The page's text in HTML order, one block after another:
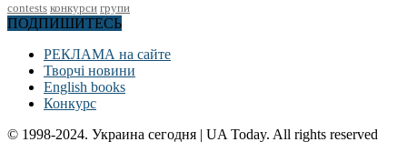
contests конкурси групи
ПОДПИШИТЕСЬ
РЕКЛАМА на сайте
Творчі новини
English books
Конкурс
© 1998-2024. Украина сегодня | UA Today. All rights reserved